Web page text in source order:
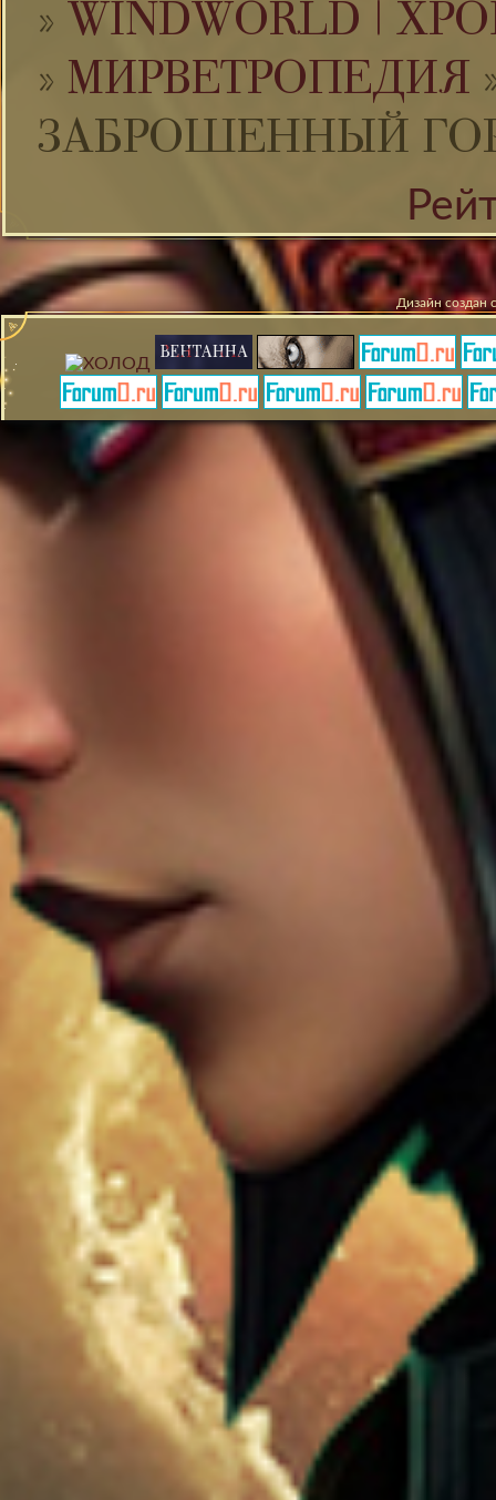
» WINDWORLD |
» МИРВЕТРОПЕДИЯ
ЗАБРОШЕННЫЙ
Дизайн создан